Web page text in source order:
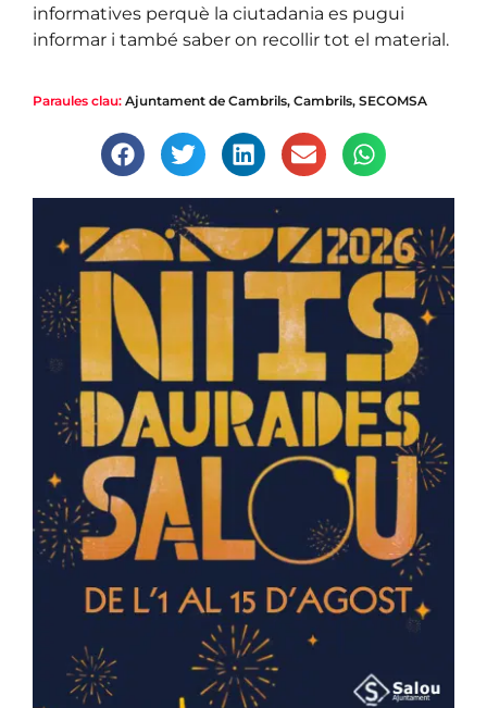
informatives perquè la ciutadania es pugui
informar i també saber on recollir tot el material.
Paraules clau: Ajuntament de Cambrils, Cambrils, SECOMSA